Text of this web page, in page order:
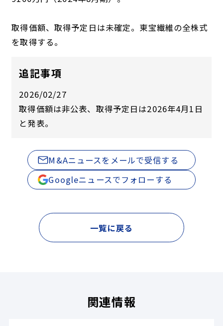
取得価額、取得予定日は未確定。東宝繊維の全株式
を取得する。
追記事項
2026/02/27
取得価額は非公表、取得予定日は2026年4月1日
と発表。
M&Aニュースをメールで受信する
Googleニュースでフォローする
一覧に戻る
関連情報